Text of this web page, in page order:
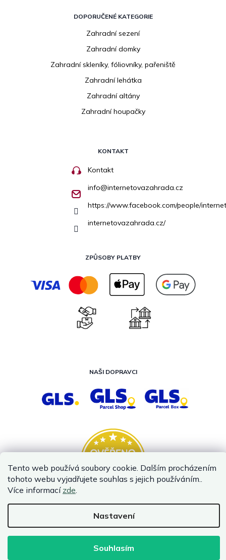
Tento web používá soubory cookie. Dalším procházením
tohoto webu vyjadřujete souhlas s jejich používáním..
Více informací zde.
Nastavení
Souhlasím
Infolinka je z technických příčin nedostupná. Kontaktujte
DOPORUČENÉ KATEGORIE
Zahradní sezení
Zahradní domky
Zahradní skleníky, fóliovníky, pařeniště
Zahradní lehátka
Zahradní altány
Zahradní houpačky
KONTAKT
Kontakt
info@internetovazahrada.cz
https://www.facebook.com/people/
internetovazahrada.cz/
ZPŮSOBY PLATBY
NAŠI DOPRAVCI
Vytvořil Shoptet